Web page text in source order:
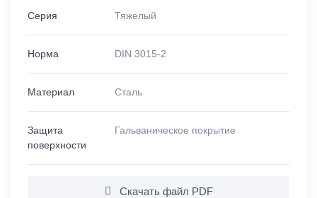
Серия Тяжелый
Норма DIN 3015-2
Материал Сталь
Защита
поверхности
Гальваническое покрытие
Скачать файл PDF